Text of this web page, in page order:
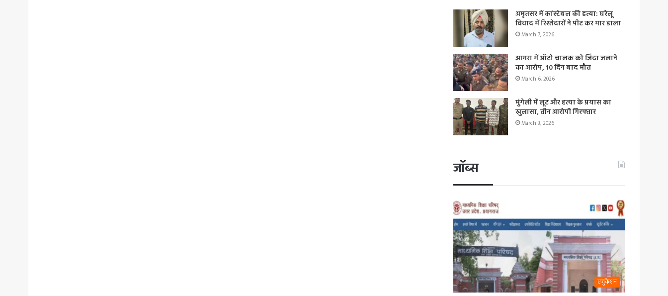
अमृतसर में कांस्टेबल की हत्या: घरेलू
विवाद में रिश्तेदारों ने पीट कर मार डाला
March 7, 2026
आगरा में ऑटो चालक को जिंदा जलाने
का आरोप, 10 दिन बाद मौत
March 6, 2026
मुंगेली में लूट और हत्या के प्रयास का
खुलासा, तीन आरोपी गिरफ्तार
March 3, 2026
जॉब्स
एजुकेशन